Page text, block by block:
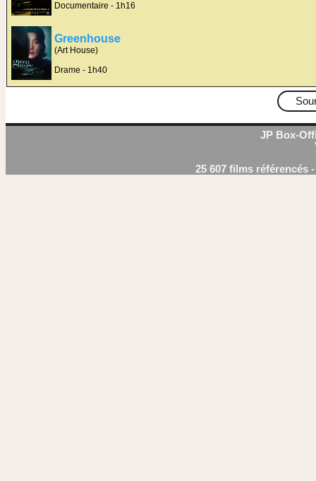
Documentaire - 1h16
Greenhouse
(Art House)
Drame - 1h40
JP Box-
25 607 films référencés